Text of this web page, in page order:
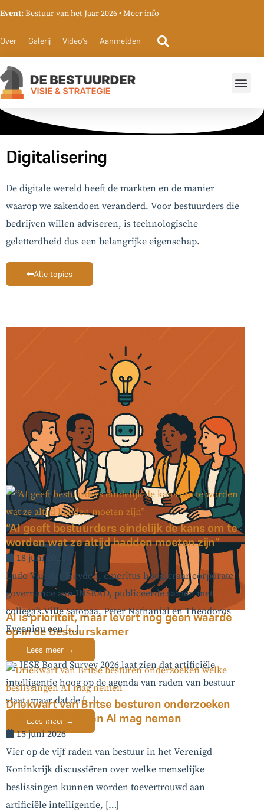
Event:Bestuur van het Jaar 2026 •Meer info
Over Galerij Video’s Aanmelden
Digitalisering
De digitale wereld heeft de markten en de manier
waarop we zakendoen veranderd. Voor bestuurders die
bedrijven willen adviseren, is technologische
geletterdheid dus een belangrijke eigenschap.
Alle topics
AI is prioriteit, maar levert nog geen waarde
op in de bestuurskamer
05 augustus 2026
De IESE Board Survey 2026 laat zien dat artificiële
intelligentie hoog op de agenda van raden van bestuur
staat, maar dat de […]
Lees meer →
“AI geeft bestuurders eindelijk de kans om te
worden wat ze altijd hadden moeten zijn”
18 juni 2026
Ludo Van der Heyden, emeritus hoogleraar corporate
governance aan INSEAD, publiceerde samen met
collega’s Ville Satopaa, Peter Nathanial en Theodoros
Evgeniou een […]
Lees meer →
Driekwart van Britse besturen onderzoeken
welke beslissingen AI mag nemen
15 juni 2026
Vier op de vijf raden van bestuur in het Verenigd
Koninkrijk discussiëren over welke menselijke
beslissingen kunnen worden toevertrouwd aan
artificiële intelligentie, […]